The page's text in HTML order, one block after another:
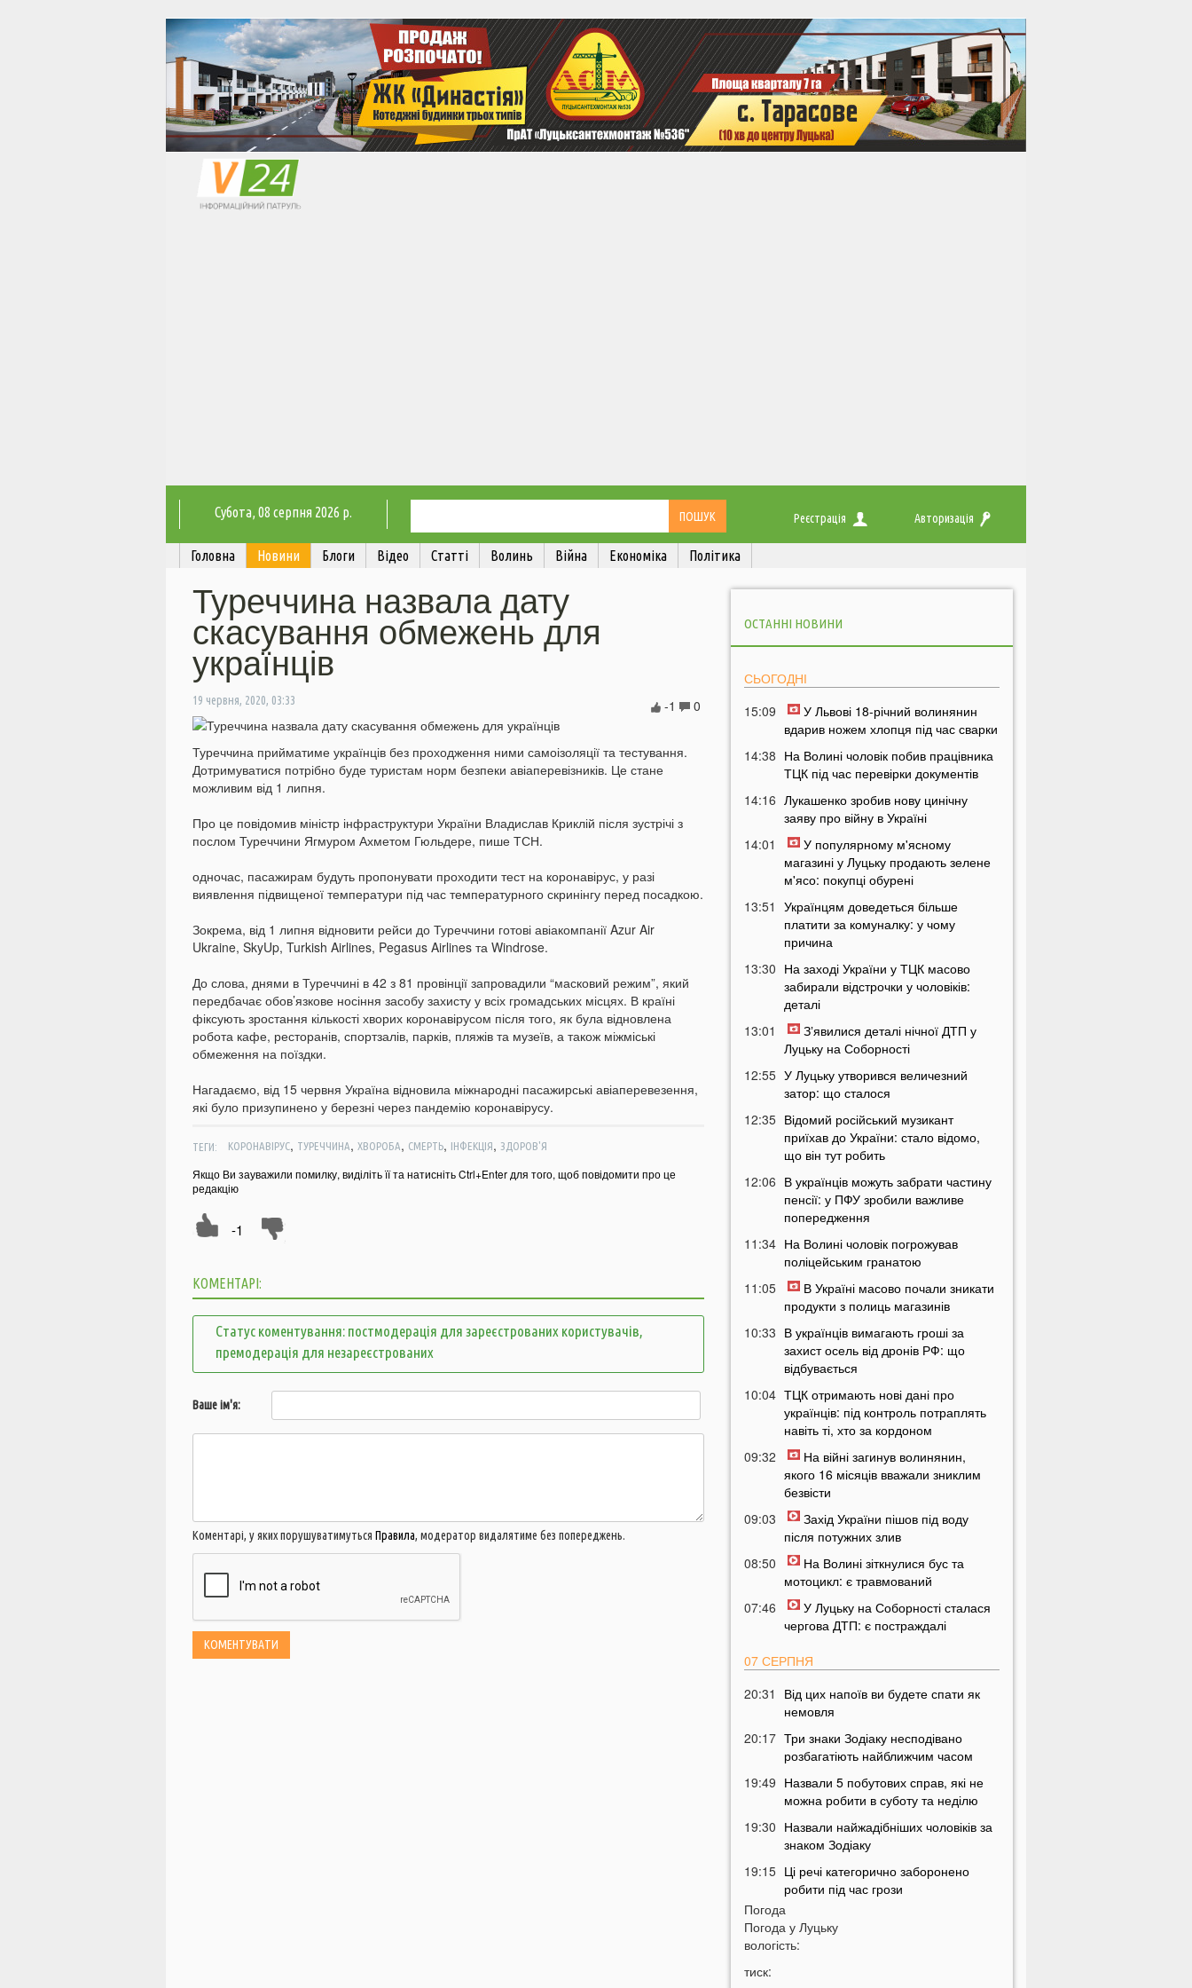
Субота, 08 серпня 2026 р. Реєстрація Авторизація
Головна Новини Блоги Відео Статті Волинь Війна Економіка Політика
Туреччина назвала дату
скасування обмежень для
українців
19 червня, 2020, 03:33 0
-1
Туреччина прийматиме українців без проходження ними самоізоляції та тестування.
Дотримуватися потрібно буде туристам норм безпеки авіаперевізників. Це стане
можливим від 1 липня.
Про це повідомив міністр інфраструктури України Владислав Криклій після зустрічі з
послом Туреччини Ягмуром Ахметом Гюльдере, пише ТСН.
одночас, пасажирам будуть пропонувати проходити тест на коронавірус, у разі
виявлення підвищеної температури під час температурного скринінгу перед посадкою.
Зокрема, від 1 липня відновити рейси до Туреччини готові авіакомпанії Azur Air
Ukraine, SkyUp, Turkish Airlines, Pegasus Airlines та Windrose.
До слова, днями в Туреччині в 42 з 81 провінції запровадили “масковий режим”, який
передбачає обов’язкове носіння засобу захисту у всіх громадських місцях. В країні
фіксують зростання кількості хворих коронавірусом після того, як була відновлена
робота кафе, ресторанів, спортзалів, парків, пляжів та музеїв, а також міжміські
обмеження на поїздки.
Нагадаємо, від 15 червня Україна відновила міжнародні пасажирські авіаперевезення,
які було призупинено у березні через пандемію коронавірусу.
ТЕГИ: КОРОНАВІРУС, ТУРЕЧЧИНА, ХВОРОБА, СМЕРТЬ, ІНФЕКЦІЯ, ЗДОРОВ'Я
Якщо Ви зауважили помилку, виділіть її та натисніть Ctrl+Enter для того, щоб повідомити про це
редакцію
-1
КОМЕНТАРІ:
Статус коментування: постмодерація для зареєстрованих користувачів,
премодерація для незареєстрованих
Ваше ім'я:
Коментарі, у яких порушуватимуться Правила, модератор видалятиме без попереджень.
ОСТАННІ НОВИНИ
СЬОГОДНІ
15:09
У Львові 18-річний волинянин
вдарив ножем хлопця під час сварки
14:38 На Волині чоловік побив працівника
ТЦК під час перевірки документів
14:16 Лукашенко зробив нову цинічну
заяву про війну в Україні
14:01
У популярному м'ясному
магазині у Луцьку продають зелене
м'ясо: покупці обурені
13:51
Українцям доведеться більше
платити за комуналку: у чому
причина
13:30 На заході України у ТЦК масово
забирали відстрочки у чоловіків:
деталі
13:01
Зʼявилися деталі нічної ДТП у
Луцьку на Соборності
12:55 У Луцьку утворився величезний
затор: що сталося
12:35 Відомий російський музикант
приїхав до України: стало відомо,
що він тут робить
12:06 В українців можуть забрати частину
пенсії: у ПФУ зробили важливе
попередження
11:34 На Волині чоловік погрожував
поліцейським гранатою
11:05
В Україні масово почали зникати
продукти з полиць магазинів
10:33 В українців вимагають гроші за
захист осель від дронів РФ: що
відбувається
10:04 ТЦК отримають нові дані про
українців: під контроль потраплять
навіть ті, хто за кордоном
09:32
На війні загинув волинянин,
якого 16 місяців вважали зниклим
безвісти
09:03
Захід України пішов під воду
після потужних злив
08:50
На Волині зіткнулися бус та
мотоцикл: є травмований
07:46
У Луцьку на Соборності сталася
чергова ДТП: є постраждалі
07 СЕРПНЯ
20:31
Від цих напоїв ви будете спати як
немовля
20:17 Три знаки Зодіаку несподівано
розбагатіють найближчим часом
19:49 Назвали 5 побутових справ, які не
можна робити в суботу та неділю
19:30 Назвали найжадібніших чоловіків за
знаком Зодіаку
19:15 Ці речі категорично заборонено
робити під час грози
18:52
впіймав 10-кілограмову рибу
Погода
Погода у Луцьку
вологість:
тиск: